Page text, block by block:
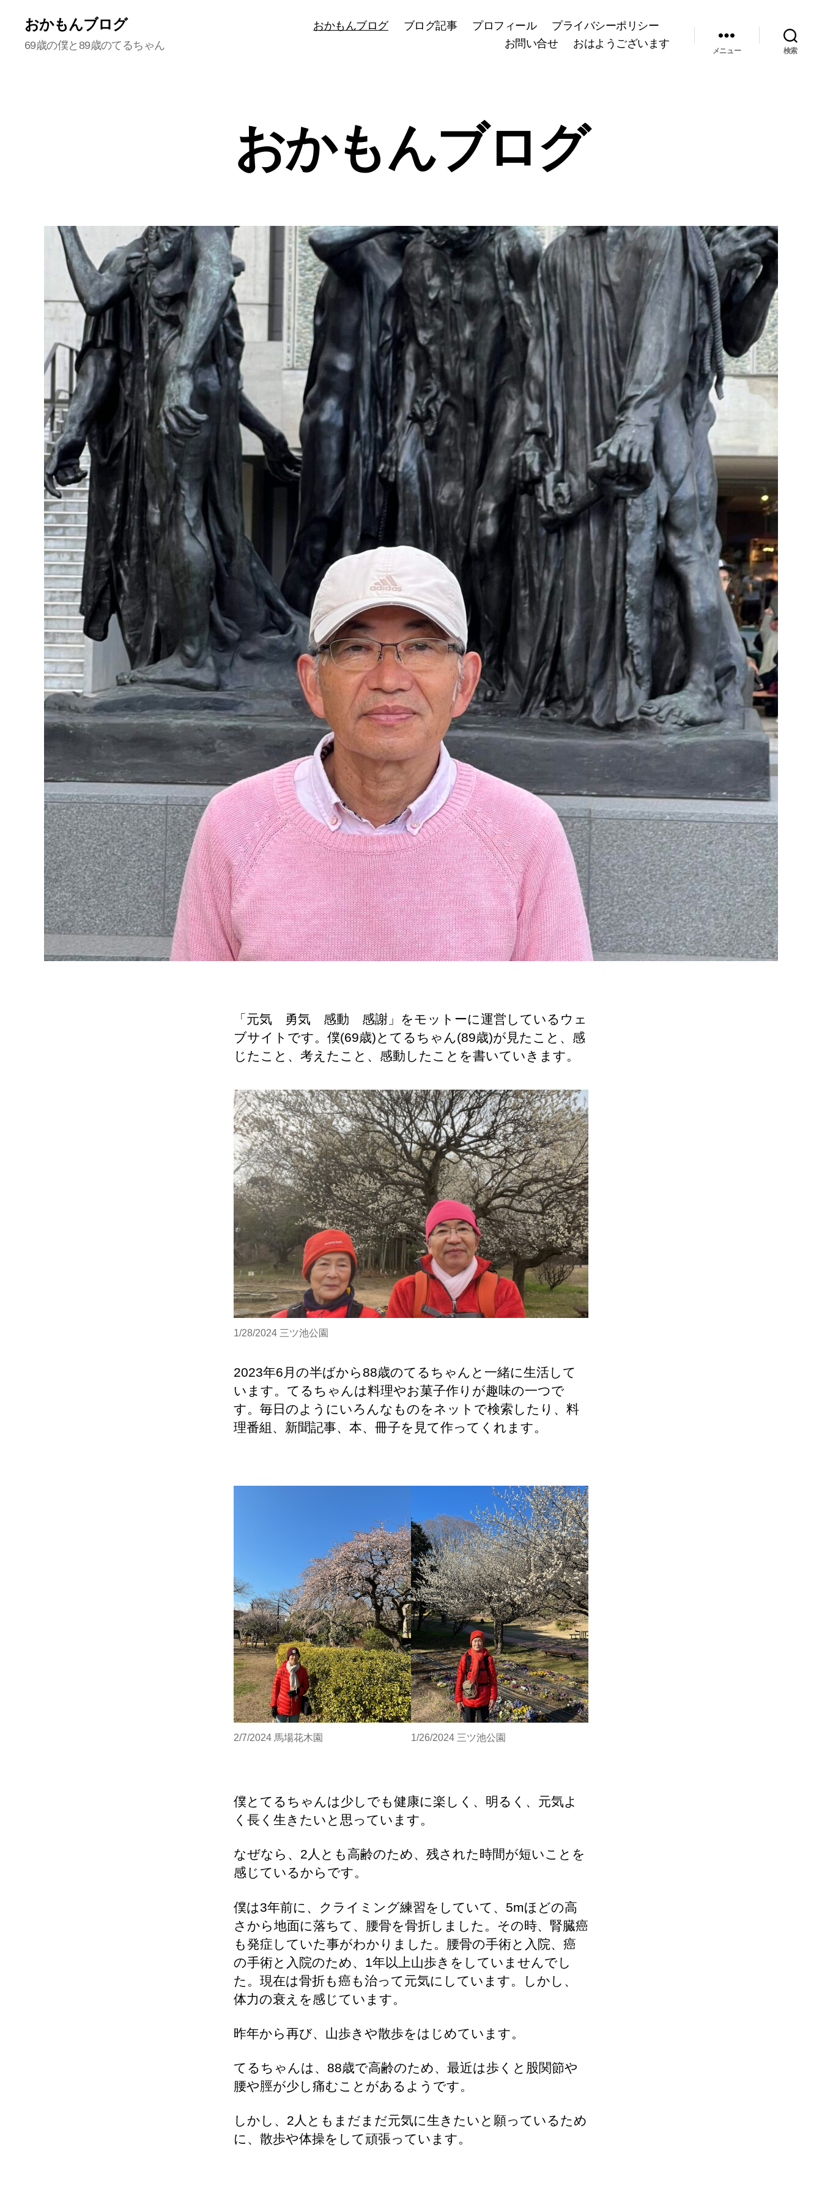
おかもんブログ
69歳の僕と89歳のてるちゃん
おかもんブログ ブログ記事 プロフィール
プライバシーポリシー
お問い合せ
おはようございます
メニュー 検索
おかもんブログ
「元気 勇気 感動 感謝」をモットーに運営しているウェ
ブサイトです。僕(69歳)とてるちゃん(89歳)が見たこと、感
じたこと、考えたこと、感動したことを書いていきます。
1/28/2024 三ツ池公園
2023年6月の半ばから88歳のてるちゃんと一緒に生活して
います。てるちゃんは料理やお菓子作りが趣味の一つで
す。毎日のようにいろんなものをネットで検索したり、料
理番組、新聞記事、本、冊子を見て作ってくれます。
2/7/2024 馬場花木園 1/26/2024 三ツ池公園
僕とてるちゃんは少しでも健康に楽しく、明るく、元気よ
く長く生きたいと思っています。
なぜなら、2人とも高齢のため、残された時間が短いことを
感じているからです。
僕は3年前に、クライミング練習をしていて、5mほどの高
さから地面に落ちて、腰骨を骨折しました。その時、腎臓癌
も発症していた事がわかりました。腰骨の手術と入院、癌
の手術と入院のため、1年以上山歩きをしていませんでし
た。現在は骨折も癌も治って元気にしています。しかし、
体力の衰えを感じています。
昨年から再び、山歩きや散歩をはじめています。
てるちゃんは、88歳で高齢のため、最近は歩くと股関節や
腰や脛が少し痛むことがあるようです。
しかし、2人ともまだまだ元気に生きたいと願っているため
に、散歩や体操をして頑張っています。